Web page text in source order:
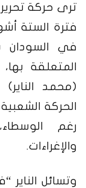
ترى حركة
فترة الستة
في السودان
المتعلقة
(محمد الناير)
الحركة
رغم
والإغراءات.
وتسائل